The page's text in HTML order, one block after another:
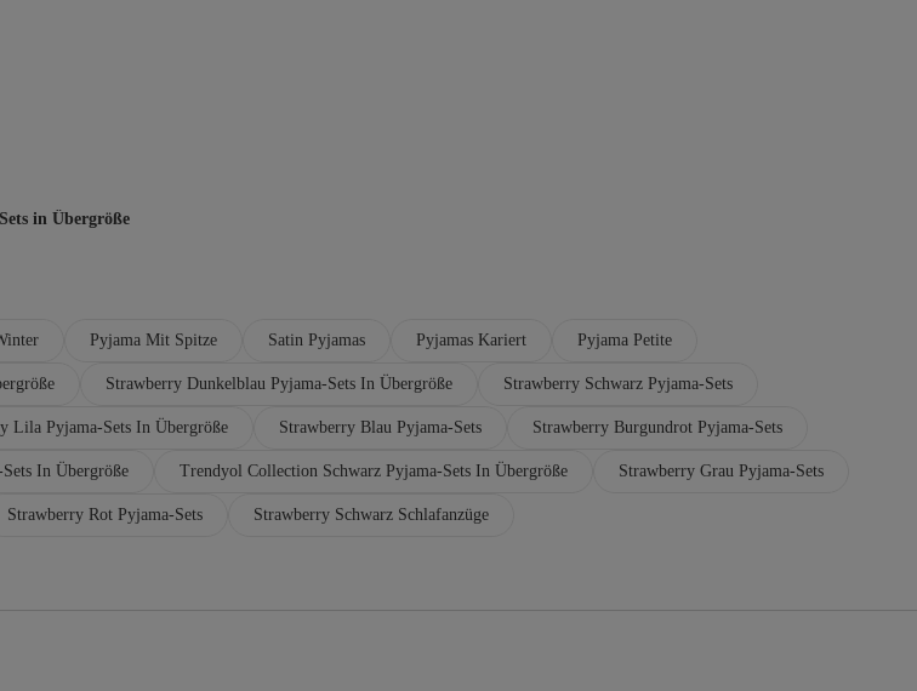
in Übergröße
Pyjama Mit Spitze Satin Pyjamas Pyjamas Kariert Pyjama Petite
Strawberry Dunkelblau Pyjama-Sets In Übergröße Strawberry Schwarz Pyjama-Sets
Lila Pyjama-Sets In Übergröße Strawberry Blau Pyjama-Sets Strawberry Burgundrot Pyjama-Sets
In Übergröße Trendyol Collection Schwarz Pyjama-Sets In Übergröße Strawberry Grau Pyjama-Sets
Strawberry Rot Pyjama-Sets Strawberry Schwarz Schlafanzüge